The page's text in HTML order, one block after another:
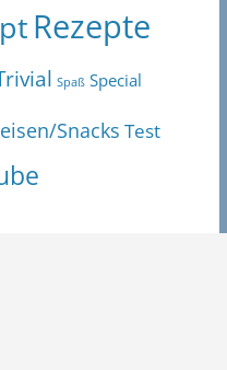
Rezepte
Spaß Special
Snacks Test